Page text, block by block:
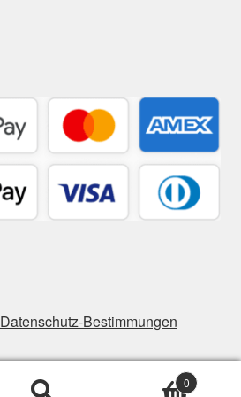
Datenschutz-Bestimmungen
0